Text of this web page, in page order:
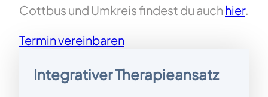
Cottbus und Umkreis findest du auch hier.
Termin vereinbaren
IntegrativerTherapieansatz